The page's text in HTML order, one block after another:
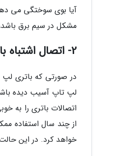
آیا بوی سوختگی می
مشکل در سیم برق
2- اتصال اشتباه باتری
در صورتی که باتری
لپ تاپ آسیب دیده
اتصالات باتری را به
از چند سال استفاده
خواهد کرد. در این